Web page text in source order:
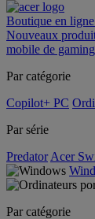
Boutique en ligne
Nouveaux
mobile de gaming
Par catégorie
Copilot+ PC
Par série
Predator Acer
Par catégorie